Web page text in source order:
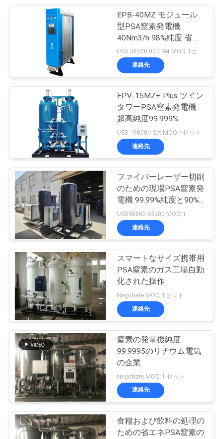
学
理
お
い
ニ
ス
PSA酸素発電機
44
圧力酸素チャンバー
3
膜窒素の発電機
74
水素の発電機
EPB-40MZ モジュール
型PSA窒素発電機
40Nm3/h 98%純度 省エ
ネVP制御
USD 38500.00 / Set MOQ:1セット
連絡先
EPV-15MZ+ Plus ツイン
タワーPSA窒素発電機
超高純度99.999%
15Nm3/h流量
USD 19000 / Set MOQ:1セット
連絡先
ファイバーレーザー切削
のための現場PSA窒素発
電機 99.99%純度と90%
コスト削減
USD58800-65000 MOQ:1
連絡先
スマートなサイズ携帯用
PSA窒素のガス工場自動
化された操作
Negotiate MOQ:1セット
連絡先
窒素の発電機純度
99.9995のリチウム電気
の企業
Negotiate MOQ:1 セット
連絡先
食糧および飲料の処理の
ための省エネPSA窒素の